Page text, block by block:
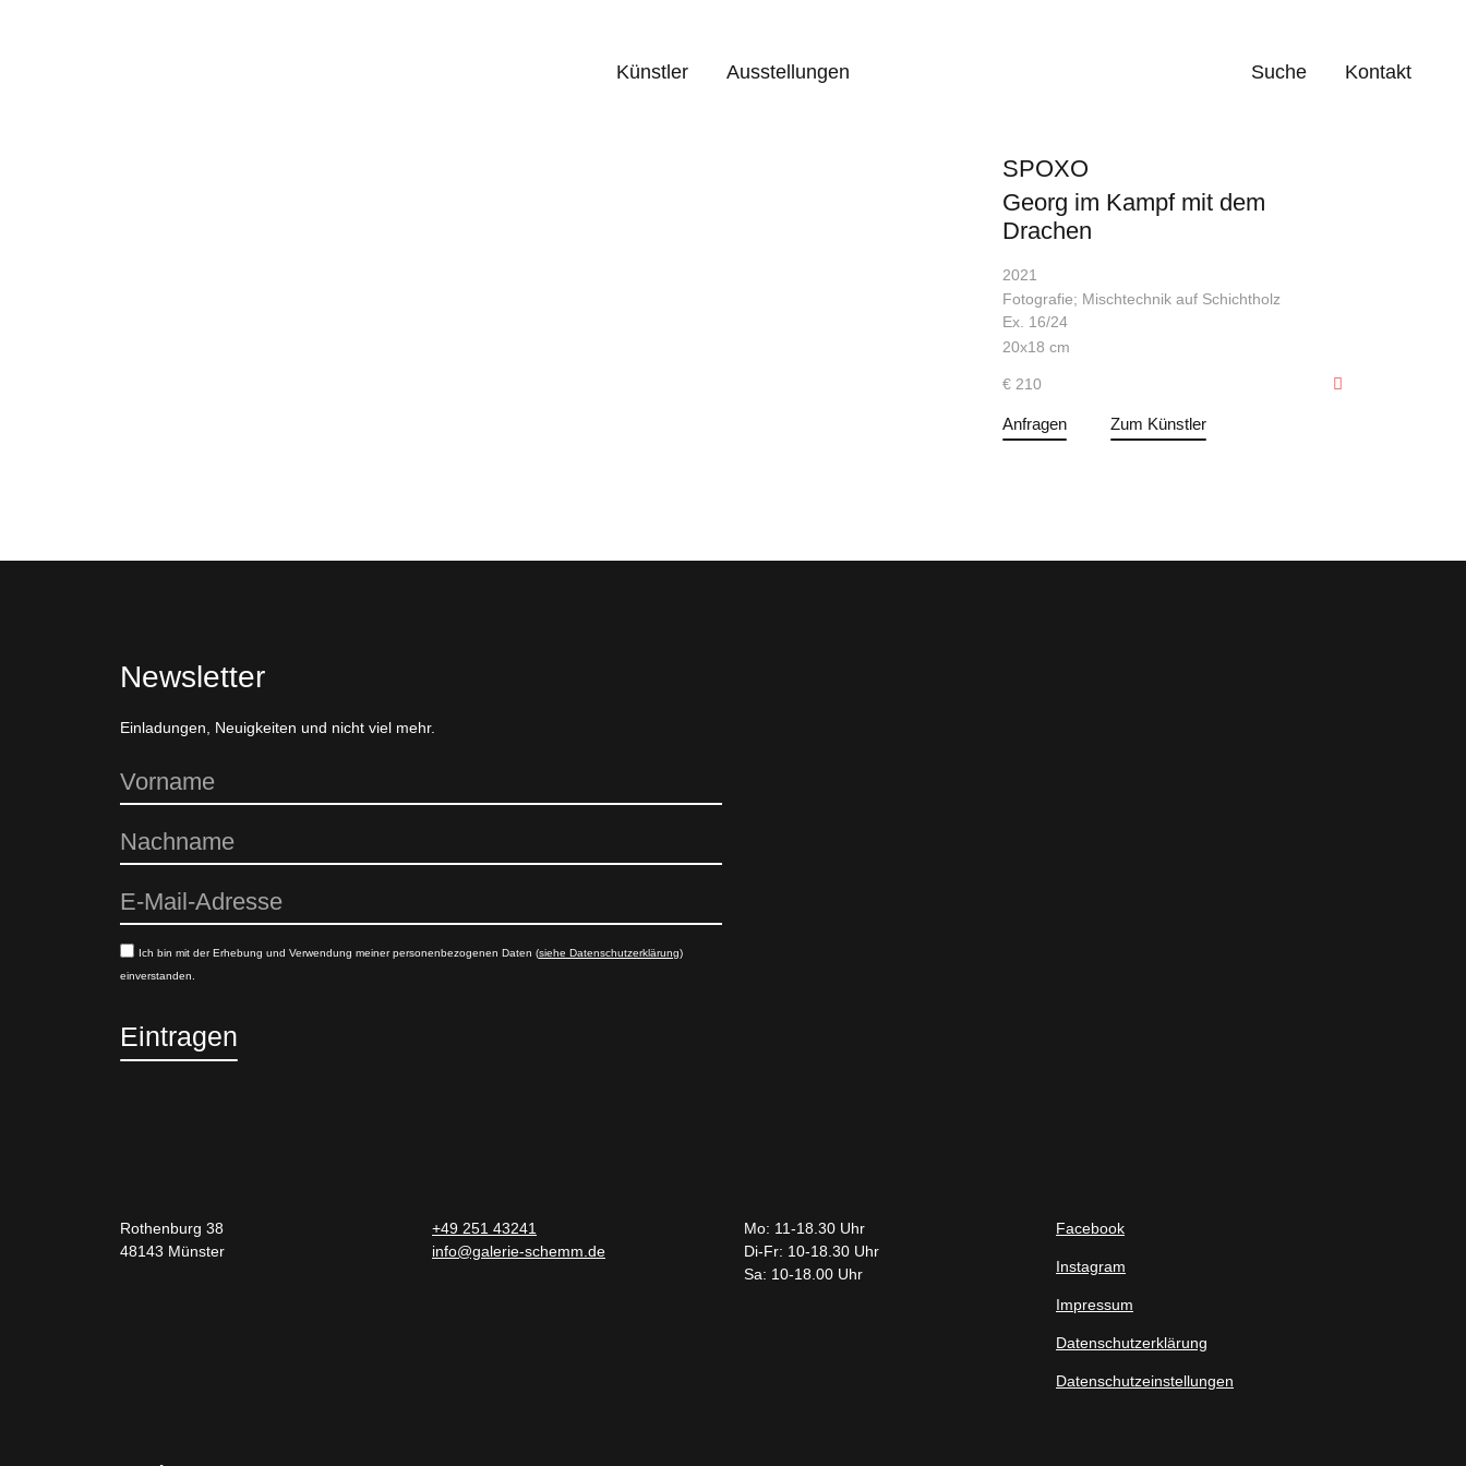
Künstler Ausstellungen Suche Kontakt
SPOXO
Georg im Kampf mit dem
Drachen
2021
Fotografie; Mischtechnik auf Schichtholz
Ex. 16/24
20x18 cm
€ 210
Anfragen Zum Künstler
Newsletter
Einladungen, Neuigkeiten und nicht viel mehr.
Ich bin mit der Erhebung und Verwendung meiner personenbezogenen Daten (siehe Datenschutzerklärung)
einverstanden.
Eintragen
Rothenburg 38
48143 Münster
+49 251 43241
info@galerie-schemm.de
Mo: 11-18.30 Uhr
Di-Fr: 10-18.30 Uhr
Sa: 10-18.00 Uhr
Facebook
Instagram
Impressum
Datenschutzerklärung
Datenschutzeinstellungen